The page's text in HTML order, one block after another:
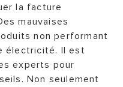
la facture
mauvaises
non performant
électricité. Il est
experts pour
Non seulement